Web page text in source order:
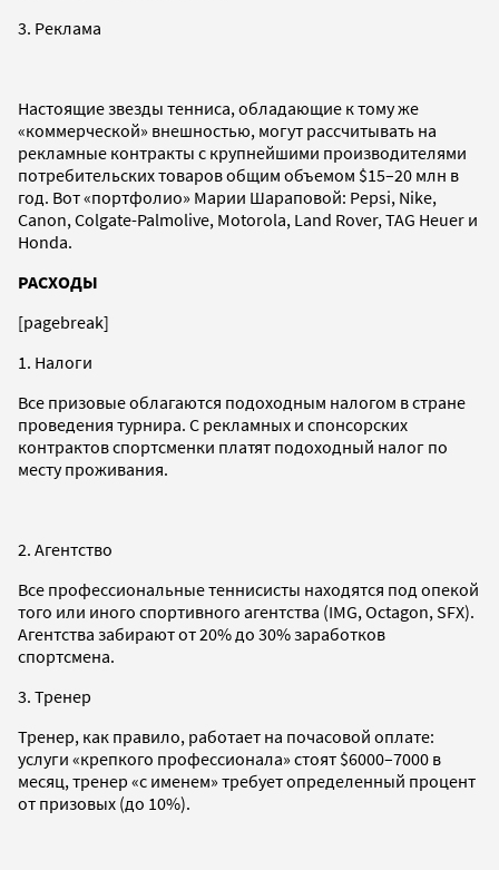
3. Реклама
Настоящие звезды тенниса, обладающие к тому же
«коммерческой» внешностью, могут рассчитывать на
рекламные контракты с крупнейшими производителями
потребительских товаров общим объемом $15–20 млн в
год. Вот «портфолио» Марии Шараповой: Pepsi, Nike,
Canon, Colgate-Palmolive, Motorola, Land Rover, TAG Heuer и
Honda.
РАСХОДЫ
[pagebreak]
1. Налоги
Все призовые облагаются подоходным налогом в стране
проведения турнира. С рекламных и спонсорских
контрактов спортсменки платят подоходный налог по
месту проживания.
2. Агентство
Все профессиональные теннисисты находятся под опекой
того или иного спортивного агентства (IMG, Octagon, SFX).
Агентства забирают от 20% до 30% заработков
спортсмена.
3. Тренер
Тренер, как правило, работает на почасовой оплате:
услуги «крепкого профессионала» стоят $6000–7000 в
месяц, тренер «с именем» требует определенный процент
от призовых (до 10%).